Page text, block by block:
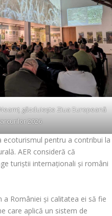
găzduiește Ziua Europeană
2026
ecoturismul pentru a contribui la
AER consideră că
turiștii internaționali și români
României și calitatea ei să fie
care aplică un sistem de